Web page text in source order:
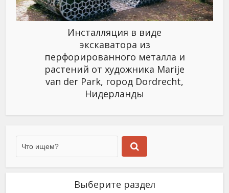
Инсталляция в виде
экскаватора из
перфорированного металла и
растений от художника Marije
van der Park, город Dordrecht,
Нидерланды
Выберите раздел